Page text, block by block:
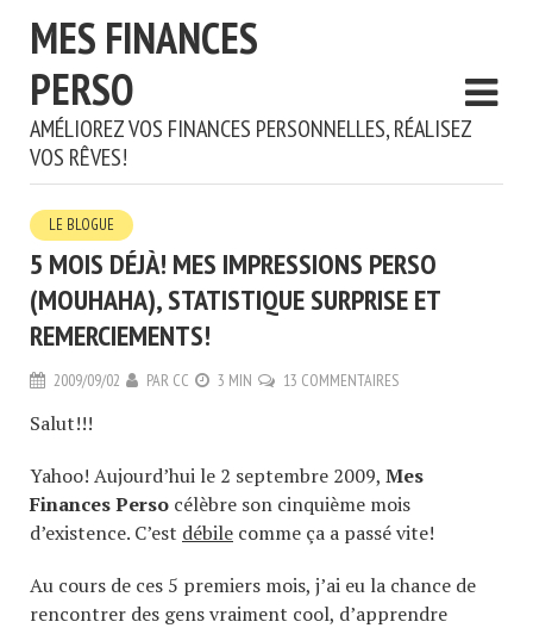
MES FINANCES
PERSO
AMÉLIOREZ VOS FINANCES PERSONNELLES, RÉALISEZ
VOS RÊVES!
LE BLOGUE
5 MOIS DÉJÀ! MES IMPRESSIONS PERSO
(MOUHAHA), STATISTIQUE SURPRISE ET
REMERCIEMENTS!
2009/09/02 PAR CC 3 MIN 13 COMMENTAIRES
Salut!!!
Yahoo! Aujourd’hui le 2 septembre 2009, Mes
Finances Perso célèbre son cinquième mois
d’existence. C’est débile comme ça a passé vite!
Au cours de ces 5 premiers mois, j’ai eu la chance de
rencontrer des gens vraiment cool, d’apprendre